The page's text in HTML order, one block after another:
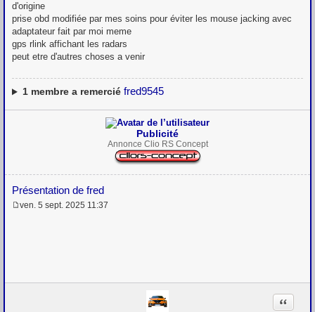
d'origine
prise obd modifiée par mes soins pour éviter les mouse jacking avec
adaptateur fait par moi meme
gps rlink affichant les radars
peut etre d'autres choses a venir
1membre a remercié fred9545
Publicité
Annonce Clio RS Concept
Présentation de fred
ven. 5 sept. 2025 11:37
Citation